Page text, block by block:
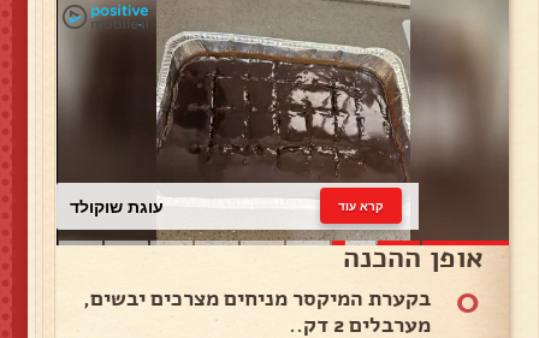
עוגת שוקולד קרא עוד
אופן ההכנה
0
בקערת המיקסר מניחים מצרכים יבשים,
מערבלים 2 דק..